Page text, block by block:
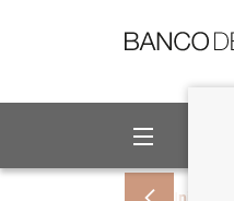
Inicio